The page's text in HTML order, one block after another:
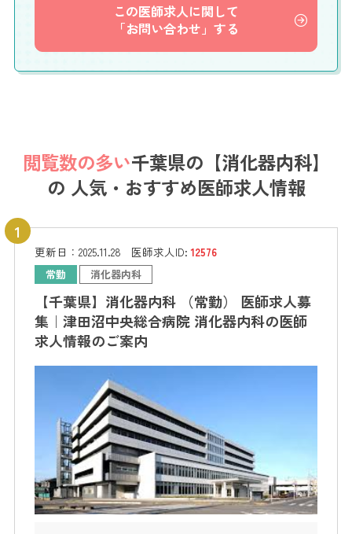
この医師求人に関して
「お問い合わせ」する
閲覧数の多い千葉県の【消化器内科】
の 人気・おすすめ医師求人情報
更新日： 2025.11.28 医師求人ID:12576
常勤 消化器内科
【千葉県】消化器内科 （常勤） 医師求人募
集｜津田沼中央総合病院 消化器内科の医師
求人情報のご案内